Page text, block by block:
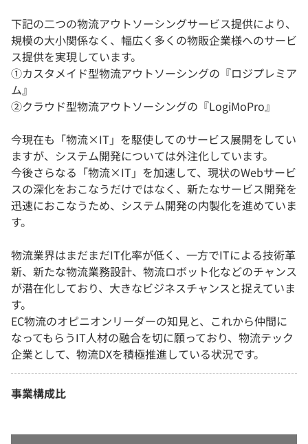
下記の二つの物流アウトソーシングサービス提供により、
規模の大小関係なく、幅広く多くの物販企業様へのサービ
ス提供を実現しています。
①カスタメイド型物流アウトソーシングの『ロジプレミア
ム』
②クラウド型物流アウトソーシングの『LogiMoPro』
今現在も「物流×IT」を駆使してのサービス展開をしてい
ますが、システム開発については外注化しています。
今後さらなる「物流×IT」を加速して、現状のWebサービ
スの深化をおこなうだけではなく、新たなサービス開発を
迅速におこなうため、システム開発の内製化を進めていま
す。
物流業界はまだまだIT化率が低く、一方でITによる技術革
新、新たな物流業務設計、物流ロボット化などのチャンス
が潜在化しており、大きなビジネスチャンスと捉えていま
す。
EC物流のオピニオンリーダーの知見と、これから仲間に
なってもらうIT人材の融合を切に願っており、物流テック
企業として、物流DXを積極推進している状況です。
事業構成比